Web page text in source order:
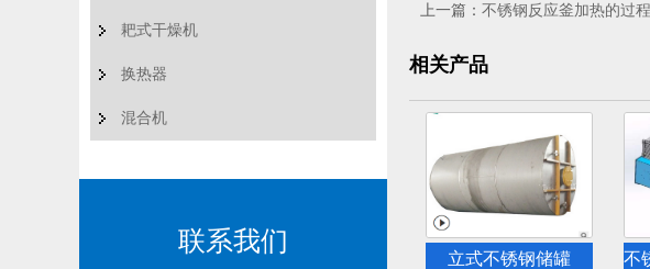
耙式干燥机
换热器
混合机
联系我们
上一篇： 不锈钢反应釜加热的过
相关产品
立式不锈钢储罐